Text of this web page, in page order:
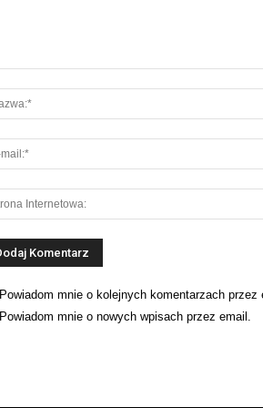
Powiadom mnie o kolejnych komentarzach przez
Powiadom mnie o nowych wpisach przez email.